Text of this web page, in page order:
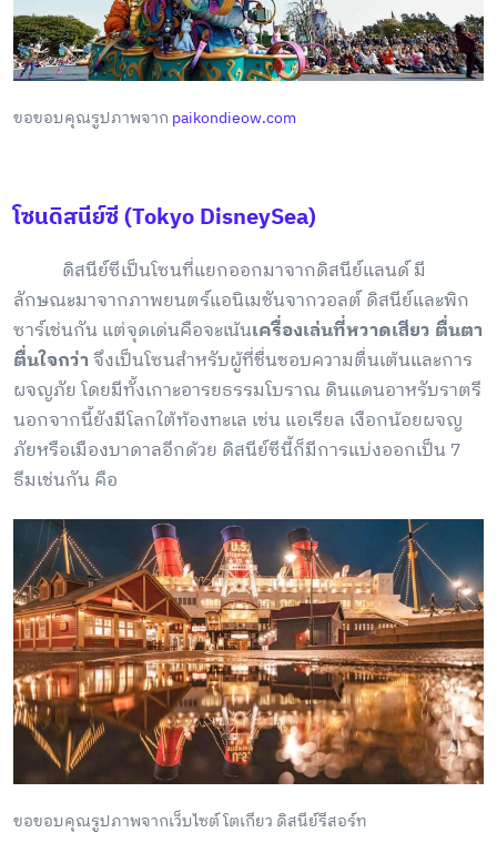
ขอขอบคุณรูปภาพจาก paikondieow.com
โซนดิสนีย์ซี (Tokyo DisneySea)
ดิสนีย์ซีเป็นโซนที่แยกออกมาจากดิสนีย์แลนด์ มี
ลักษณะมาจากภาพยนตร์แอนิเมชันจากวอลต์ ดิสนีย์และพิก
ซาร์เช่นกัน แต่จุดเด่นคือจะเน้นเครื่องเล่นที่หวาดเสียว ตื่นตา
ตื่นใจกว่าจึงเป็นโซนสำหรับผู้ที่ชื่นชอบความตื่นเต้นและการ
ผจญภัย โดยมีทั้งเกาะอารยธรรมโบราณ ดินแดนอาหรับราตรี
นอกจากนี้ยังมีโลกใต้ท้องทะเล เช่น แอเรียล เงือกน้อยผจญ
ภัยหรือเมืองบาดาลอีกด้วย ดิสนีย์ซีนี้ก็มีการแบ่งออกเป็น 7
ธีมเช่นกัน คือ
ขอขอบคุณรูปภาพจากเว็บไซต์ โตเกียว ดิสนีย์รีสอร์ท